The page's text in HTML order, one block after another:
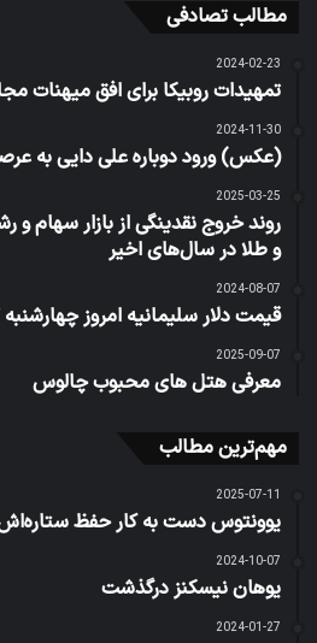
مطالب تصادفی
2024-02-23
تمهیدات روبیکا برای افق میهنات
2024-11-30
(عکس) ورود دوباره علی دایی به
2025-03-25
روند خروج نقدینگی از بازار سهام
و طلا در سال‌های اخیر
2024-08-07
قیمت دلار سلیمانیه امروز چهارشنبه ۱۷ مرداد ۱۴۰۳
2025-09-07
معرفی هتل های محبوب چالوس
مهم‌ترین مطالب
2025-07-11
یوونتوس دست به کار حفظ
2024-10-07
یوهان نیسکنز درگذشت
2024-01-27